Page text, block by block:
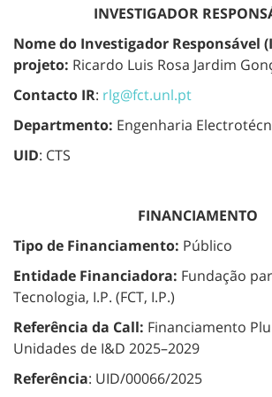
INVESTIGADOR
Nome do Investigador Responsável
projeto: Ricardo Luis Rosa Jardim
Contacto IR: rlg@fct.unl.pt
Departmento: Engenharia
UID: CTS
FINANCIAMENTO
Tipo de Financiamento: Público
Entidade Financiadora: Fundação
Tecnologia, I.P. (FCT, I.P.)
Referência da Call: Financiamento
Unidades de I&D 2025–2029
Referência: UID/00066/2025